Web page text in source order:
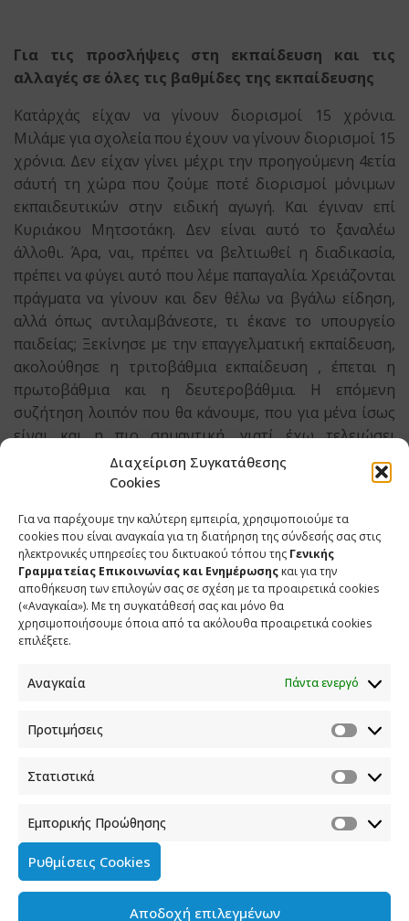
Διαχείριση Συγκατάθεσης
Cookies
Για να παρέχουμε την καλύτερη εμπειρία, χρησιμοποιούμε τα
cookies που είναι αναγκαία για τη διατήρηση της σύνδεσής σας στις
ηλεκτρονικές υπηρεσίες του δικτυακού τόπου της Γενικής
Γραμματείας Επικοινωνίας και Ενημέρωσης και για την
αποθήκευση των επιλογών σας σε σχέση με τα προαιρετικά cookies
(«Αναγκαία»). Με τη συγκατάθεσή σας και μόνο θα
χρησιμοποιήσουμε όποια από τα ακόλουθα προαιρετικά cookies
επιλέξετε.
Αναγκαία Πάντα ενεργό
Προτιμήσεις
Στατιστικά
Εμπορικής Προώθησης
Ρυθμίσεις Cookies
Αποδοχή επιλεγμένων
Για τις προσλήψεις στη εκπαίδευση και τις
αλλαγές σε όλες τις βαθμίδες της εκπαίδευσης
Κατ΄αρχάς είχαν να γίνουν διορισμοί 15 χρόνια.
Μιλάμε για σχολεία που έχουν να γίνουν διορισμοί 15
χρόνια. Δεν είχαν γίνει μέχρι την προηγούμενη 4ετία
σ΄αυτή τη χώρα που ζούμε ποτέ διορισμοί μόνιμων
εκπαιδευτικών στην ειδική αγωγή. Και έγιναν επί
Κυριάκου Μητσοτάκη. Δεν είναι αυτό το ξαναλέω
άλλοθι. Άρα, ναι, πρέπει να βελτιωθεί η διαδικασία,
πρέπει να φύγει αυτό που λέμε παπαγαλία. Χρειάζονται
πράγματα να γίνουν και δεν θέλω να βγάλω είδηση,
αλλά όπως αντιλαμβάνεστε, τι έκανε το υπουργείο
παιδείας; Ξεκίνησε με την επαγγελματική εκπαίδευση,
ακολούθησε η τριτοβάθμια εκπαίδευση , έπεται η
πρωτοβάθμια και η δευτεροβάθμια. Η επόμενη
συζήτηση λοιπόν που θα κάνουμε, που για μένα ίσως
είναι και η πιο σημαντική, γιατί έχω τελειώσει
δημόσιο σχολείο. Σε αυτή λοιπόν τη συζήτηση, η δική
μου άποψη είναι ότι ναι, πρέπει να δούμε το θέμα των
γκρεμίσουμε ένα κεκτημένο που είναι οι Πανελλήνιες
και σε καμία περίπτωση να μην τις καταργήσουμε.
Για τη δήλωση του Αρχηγού του ΣΥΡΙΖΑ Στέφανου
Κασσελάκη και τη στάση των Ευρωβουλευτών της
εναντίον των συμφερόντων της χώρας
Είναι άλλο ένα πολιτικό παιχνίδι της ευρωπαϊκής
αριστεράς και της κεντροαριστεράς . Απ΄ ό,τι φαίνεται
πλειοψηφία στο ευρωκοινοβούλιο. Είναι ένα ακόμα
πολιτικό παιχνίδι κατά του Ευρωπαϊκού Λαϊκού
Κόμματος και του ισχυρότερου κόμματος στο
Ευρωπαϊκό Λαϊκό Κόμμα, της ΝΔ. Είναι ένα παιχνίδι
για να κοντύνει η επιτυχία, όχι ενός κόμματος ενός